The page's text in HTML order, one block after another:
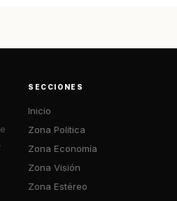
SECCIONES
Inicio
Zona Política
Zona Economía
Zona Visión
Zona Estéreo